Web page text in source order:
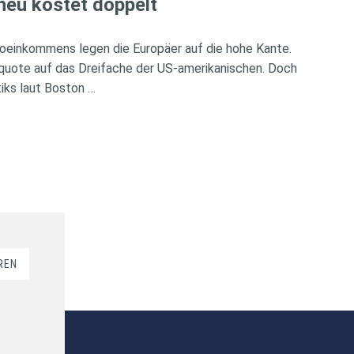
kostet doppelt
legen die Europäer auf die hohe Kante.
auf das Dreifache der US-amerikanischen. Doch
laut Boston …